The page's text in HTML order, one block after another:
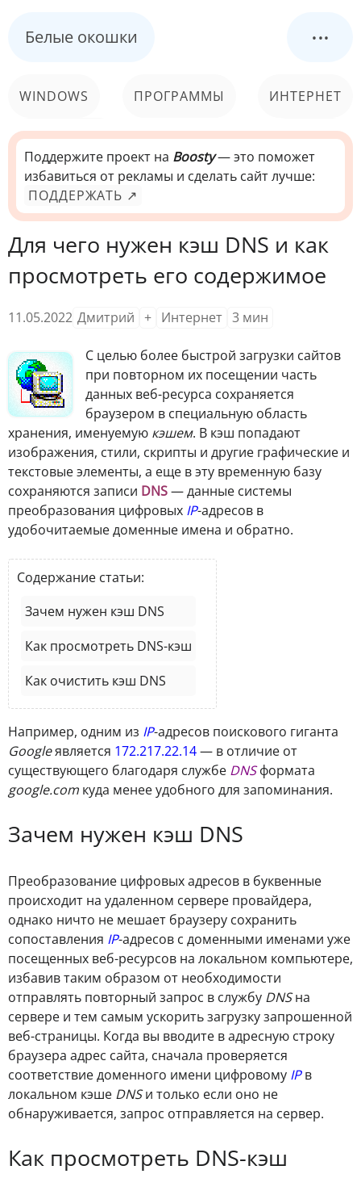
Белые окошки ...
WINDOWS ПРОГРАММЫ ИНТЕРНЕТ
КОМПЬЮТЕР
СИСТЕМА
Поддержите проект на Boosty— это поможет
избавиться от рекламы и сделать сайт лучше:
ПОДДЕРЖАТЬ ↗
Для чего нужен кэш DNS и как
просмотреть его содержимое
11.05.2022 Дмитрий + Интернет 3 мин
С целью более быстрой загрузки сайтов
при повторном их посещении часть
данных веб-ресурса сохраняется
браузером в специальную область
хранения, именуемую кэшем. В кэш попадают
изображения, стили, скрипты и другие графические и
текстовые элементы, а еще в эту временную базу
сохраняются записи DNS— данные системы
преобразования цифровых IP-адресов в
удобочитаемые доменные имена и обратно.
Содержание статьи:
Зачем нужен кэш DNS
Как просмотреть DNS-кэш
Как очистить кэш DNS
Например, одним из IP-адресов поискового гиганта
Googleявляется 172.217.22.14— в отличие от
существующего благодаря службе DNSформата
google.com куда менее удобного для запоминания.
Зачем нужен кэш DNS
Преобразование цифровых адресов в буквенные
происходит на удаленном сервере провайдера,
однако ничто не мешает браузеру сохранить
сопоставления IP-адресов с доменными именами уже
посещенных веб-ресурсов на локальном компьютере,
избавив таким образом от необходимости
отправлять повторный запрос в службу DNSна
сервере и тем самым ускорить загрузку запрошенной
веб-страницы. Когда вы вводите в адресную строку
браузера адрес сайта, сначала проверяется
соответствие доменного имени цифровому IPв
локальном кэше DNSи только если оно не
обнаруживается, запрос отправляется на сервер.
Как просмотреть DNS-кэш